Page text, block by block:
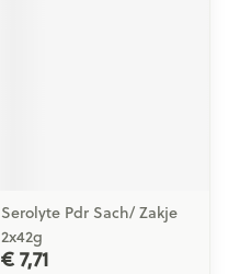
Serolyte Pdr Sach/ Zakje
2x42g
€ 7,71